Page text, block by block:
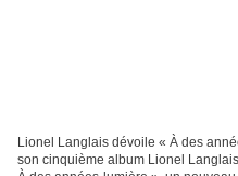
Lionel Langlais dévoile « À des
son cinquième album Lionel